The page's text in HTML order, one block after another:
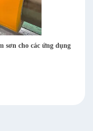
sơn cho các ứng dụng